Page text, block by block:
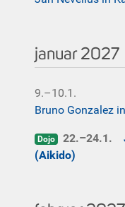
januar 2027
9.–10.1.
Bruno Gonzalez
Dojo 22.–24.1.
(Aikido)